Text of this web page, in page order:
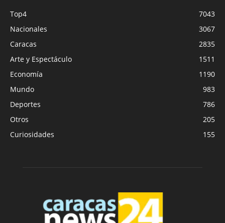
Top4
7043
Nacionales
3067
Caracas
2835
Arte y Espectáculo
1511
Economía
1190
Mundo
983
Deportes
786
Otros
205
Curiosidades
155